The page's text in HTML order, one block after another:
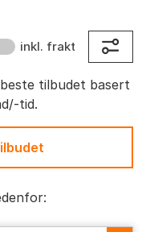
inkl. frakt
tilbudet basert
tid.